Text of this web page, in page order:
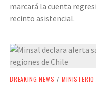
marcará la cuenta
recinto asistencial.
BREAKING NEWS / MINISTERIO